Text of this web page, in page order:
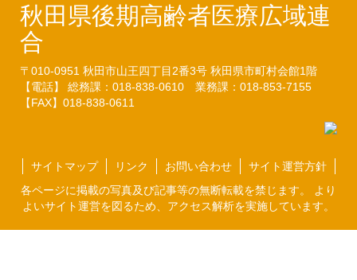
秋田県後期高齢者医療広域連
合
〒010-0951 秋田市山王四丁目2番3号 秋田県市町村会館1階
【電話】 総務課：018-838-0610 業務課：018-853-7155
【FAX】018-838-0611
サイトマップ リンク お問い合わせ
サイト運営方針
各ページに掲載の写真及び記事等の無断転載を禁じます。 より
よいサイト運営を図るため、アクセス解析を実施しています。